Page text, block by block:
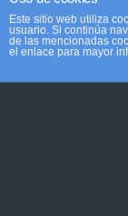
Este sitio web utiliza
usuario. Si continúa
de las mencionadas
el enlace para mayor